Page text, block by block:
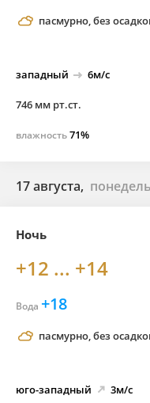
пасмурно, без
западный 6м/с
746 мм рт.ст.
влажность71%
17 августа,
Ночь
+12 ... +14
Вода +18
пасмурно, без
юго-западный 3м/с